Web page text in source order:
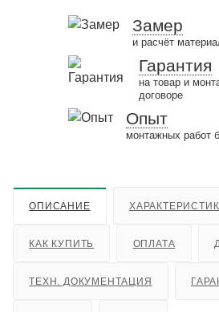
Замер
и расчёт
Гарантия
на товар и
договоре
Опыт
монтажных работ
ОПИСАНИЕ
КАК КУПИТЬ ОПЛАТА
ТЕХН. ДОКУМЕНТАЦИЯ